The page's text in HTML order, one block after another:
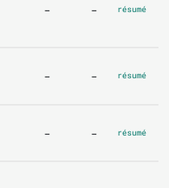
- - résumé
- - résumé
- - résumé